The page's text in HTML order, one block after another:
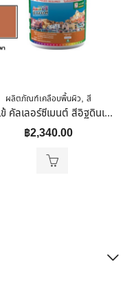
ผลิตภัณฑ์เคลือบพื้นผิว, สี
สีจระเข้ คัลเลอร์ซีเมนต์ สีอิฐดินเผา 10 Kg.
฿2,340.00